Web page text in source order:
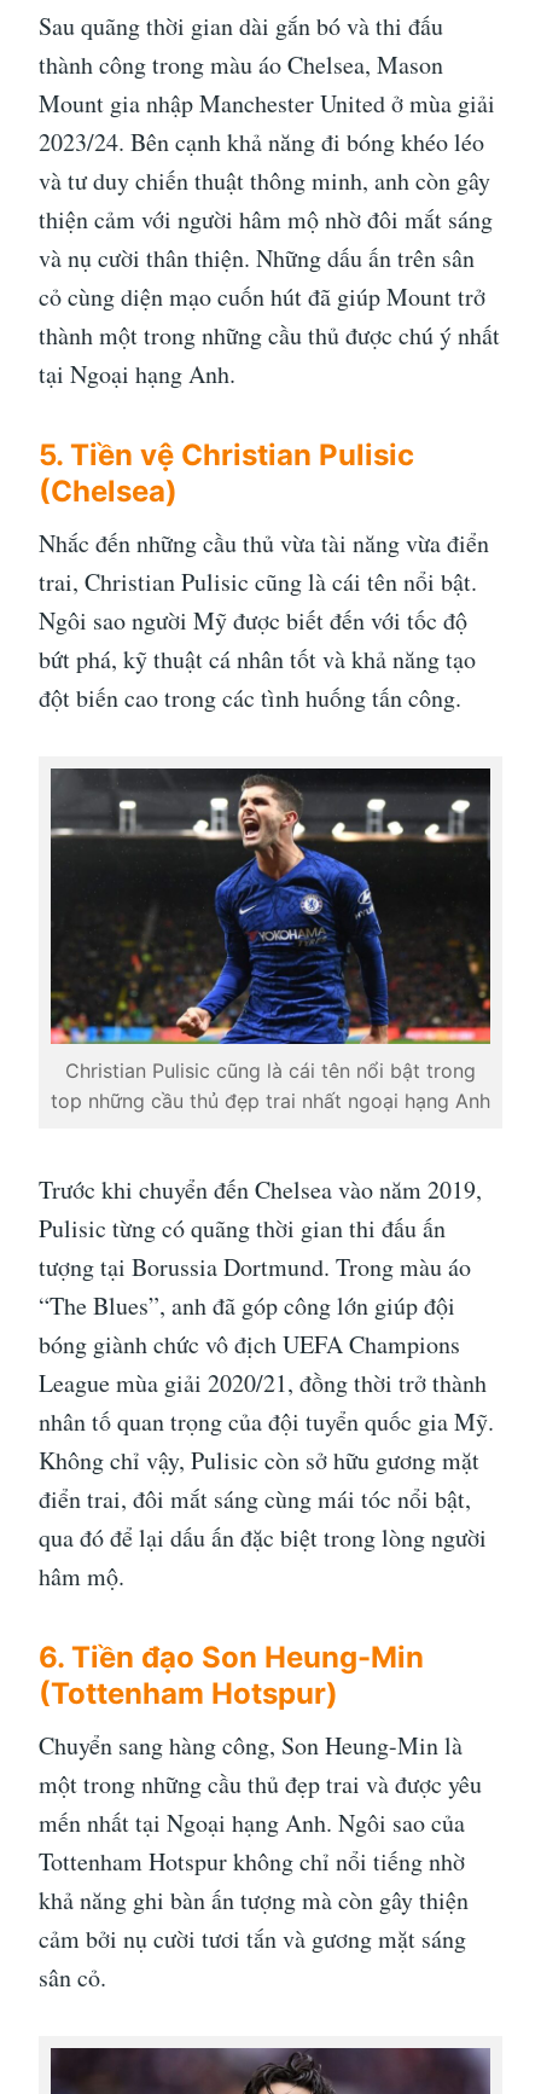
Sau quãng thời gian dài gắn bó và thi đấu
thành công trong màu áo Chelsea, Mason
Mount gia nhập Manchester United ở mùa giải
2023/24. Bên cạnh khả năng đi bóng khéo léo
và tư duy chiến thuật thông minh, anh còn gây
thiện cảm với người hâm mộ nhờ đôi mắt sáng
và nụ cười thân thiện. Những dấu ấn trên sân
cỏ cùng diện mạo cuốn hút đã giúp Mount trở
thành một trong những cầu thủ được chú ý nhất
tại Ngoại hạng Anh.
5. Tiền vệ Christian Pulisic
(Chelsea)
Nhắc đến những cầu thủ vừa tài năng vừa điển
trai, Christian Pulisic cũng là cái tên nổi bật.
Ngôi sao người Mỹ được biết đến với tốc độ
bứt phá, kỹ thuật cá nhân tốt và khả năng tạo
đột biến cao trong các tình huống tấn công.
Christian Pulisic cũng là cái tên nổi bật trong
top những cầu thủ đẹp trai nhất ngoại hạng Anh
Trước khi chuyển đến Chelsea vào năm 2019,
Pulisic từng có quãng thời gian thi đấu ấn
tượng tại Borussia Dortmund. Trong màu áo
“The Blues”, anh đã góp công lớn giúp đội
bóng giành chức vô địch UEFA Champions
League mùa giải 2020/21, đồng thời trở thành
nhân tố quan trọng của đội tuyển quốc gia Mỹ.
Không chỉ vậy, Pulisic còn sở hữu gương mặt
điển trai, đôi mắt sáng cùng mái tóc nổi bật,
qua đó để lại dấu ấn đặc biệt trong lòng người
hâm mộ.
6. Tiền đạo Son Heung-Min
(Tottenham Hotspur)
Chuyển sang hàng công, Son Heung-Min là
một trong những cầu thủ đẹp trai và được yêu
mến nhất tại Ngoại hạng Anh. Ngôi sao của
Tottenham Hotspur không chỉ nổi tiếng nhờ
khả năng ghi bàn ấn tượng mà còn gây thiện
cảm bởi nụ cười tươi tắn và gương mặt sáng
sân cỏ.